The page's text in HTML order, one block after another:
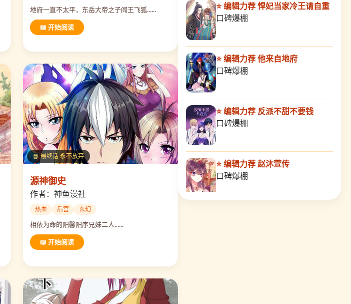
地府一直不太平，东岳大帝之子阎王飞狐......
📖 开始阅读
📘 最终话 永不放弃
源神御史
作者：神鱼漫社
热血 后宫 玄幻
相依为命的阳馨阳序兄妹二人......
📖 开始阅读
赵沐萱传
源神御史
武神至尊
百日恋爱计划
⭐ 编辑力荐 悍妃当家冷王请自重
口碑爆棚
⭐ 编辑力荐 他来自地府
口碑爆棚
⭐ 编辑力荐 反派不甜不要钱
口碑爆棚
⭐ 编辑力荐 赵沐萱传
口碑爆棚